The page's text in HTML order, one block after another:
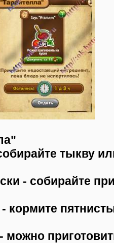
тыкву
- собирайте
кормите